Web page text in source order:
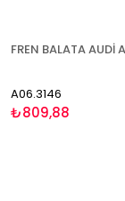
A06.3146
₺809,88